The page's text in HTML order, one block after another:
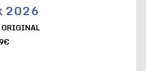
2026
ORIGINAL